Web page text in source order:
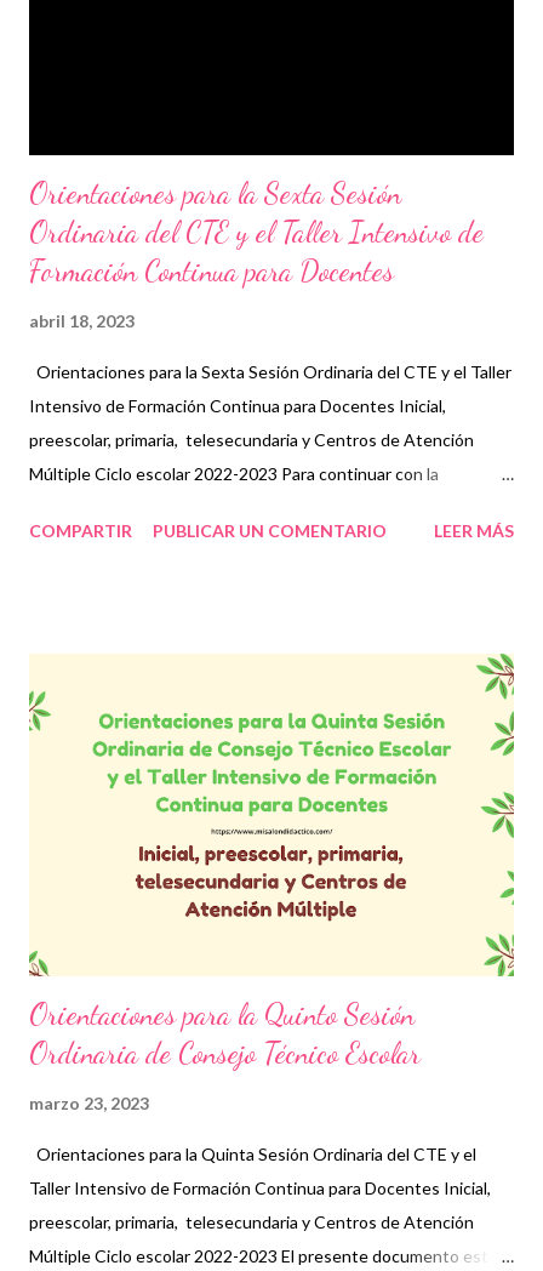
Orientaciones para la Sexta Sesión
Ordinaria del CTE y el Taller Intensivo de
Formación Continua para Docentes
abril 18, 2023
Orientaciones para la Sexta Sesión Ordinaria del CTE y el Taller
Intensivo de Formación Continua para Docentes Inicial,
preescolar, primaria, telesecundaria y Centros de Atención
Múltiple Ciclo escolar 2022-2023 Para continuar con la
Ordinaria vamos a profundizar sobre el Campo formativo Ética,
estructura ya definida en las orientaciones previas, el presente
documento está organizado en dos apartados. En primer lugar,
se recupera la programación de las siguientes sesiones de
Consejo Técnico Escolar y Taller Intensivo de Formación
Continua para Docentes del presente ciclo escolar, con el fin de
recordar la ruta definida para avanzar en la construcción del
programa analítico. En segundo término, se presentan las
COMPARTIR PUBLICAR UN COMENTARIO LEER MÁS
Orientaciones para la Quinto Sesión
Ordinaria de Consejo Técnico Escolar
marzo 23, 2023
Orientaciones para la Quinta Sesión Ordinaria del CTE y el
Taller Intensivo de Formación Continua para Docentes Inicial,
preescolar, primaria, telesecundaria y Centros de Atención
Múltiple Ciclo escolar 2022-2023 El presente documento está